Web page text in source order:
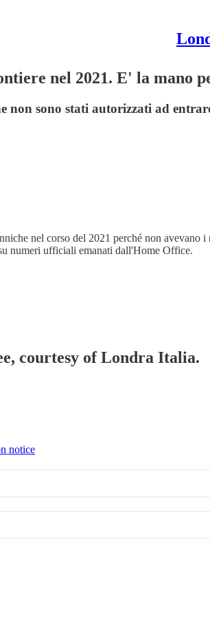
nel 2021. E' la mano
non sono stati autorizzati ad
nel corso del 2021 perché non
numeri ufficiali emanati dall'Home Office.
courtesy of Londra Italia.
notice